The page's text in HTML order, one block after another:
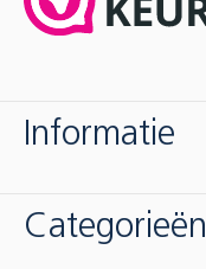
Informatie
Categorieën